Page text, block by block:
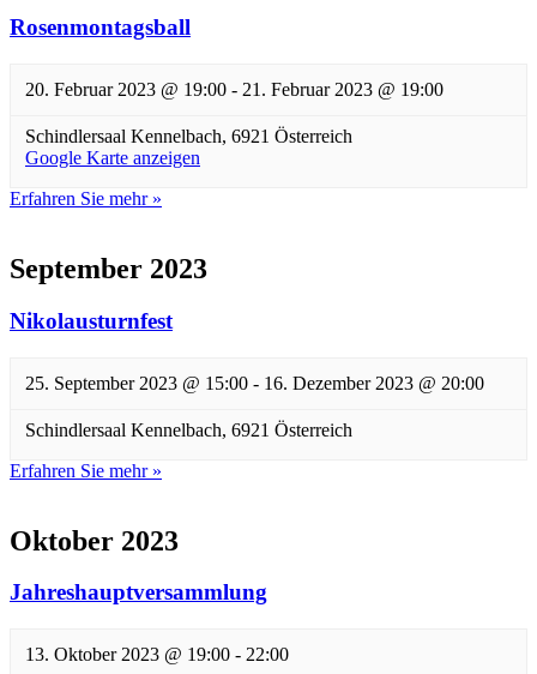
Rosenmontagsball
20. Februar 2023 @ 19:00 - 21. Februar 2023 @ 19:00
Schindlersaal Kennelbach, 6921 Österreich
Google Karte anzeigen
Erfahren Sie mehr »
September 2023
Nikolausturnfest
25. September 2023 @ 15:00 - 16. Dezember 2023 @ 20:00
Schindlersaal Kennelbach, 6921 Österreich
Erfahren Sie mehr »
Oktober 2023
Jahreshauptversammlung
13. Oktober 2023 @ 19:00 - 22:00